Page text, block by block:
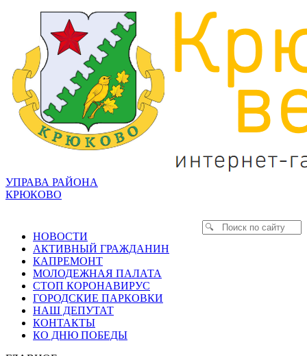
УПРАВА РАЙОНА
КРЮКОВО
НОВОСТИ
АКТИВНЫЙ ГРАЖДАНИН
КАПРЕМОНТ
МОЛОДЕЖНАЯ ПАЛАТА
СТОП КОРОНАВИРУС
ГОРОДСКИЕ ПАРКОВКИ
НАШ ДЕПУТАТ
КОНТАКТЫ
КО ДНЮ ПОБЕДЫ